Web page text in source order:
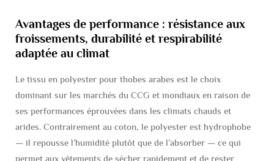
Avantages de performance : résistance aux
froissements, durabilité et respirabilité
adaptée au climat
Le tissu en polyester pour thobes arabes est le choix
dominant sur les marchés du CCG et mondiaux en raison de
ses performances éprouvées dans les climats chauds et
arides. Contrairement au coton, le polyester est hydrophobe
— il repousse l’humidité plutôt que de l’absorber — ce qui
permet aux vêtements de sécher rapidement et de rester